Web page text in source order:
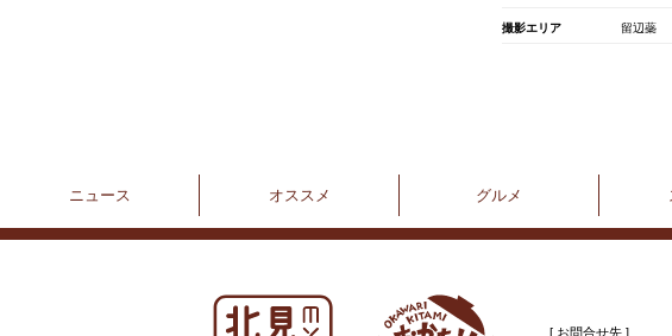
撮影エリア 留辺蘂
ニュース オススメ グルメ
[ お問合せ先 ]